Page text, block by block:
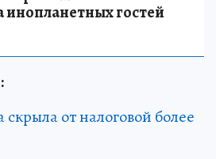
инопланетных гостей
от налоговой более